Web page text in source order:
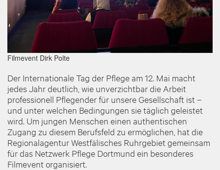
Filmevent Dirk Polte
Der Internationale Tag der Pflege am 12. Mai macht
jedes Jahr deutlich, wie unverzichtbar die Arbeit
professionell Pflegender für unsere Gesellschaft ist –
und unter welchen Bedingungen sie täglich geleistet
wird. Um jungen Menschen einen authentischen
Zugang zu diesem Berufsfeld zu ermöglichen, hat die
Regionalagentur Westfälisches Ruhrgebiet gemeinsam
für das Netzwerk Pflege Dortmund ein besonderes
Filmevent organisiert.